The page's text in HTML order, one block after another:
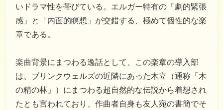
いドラマ性を帯びている。エルガー特有の「劇的緊張
感」と「内面的瞑想」が交錯する、極めて個性的な楽
章である。
楽曲背景にまつわる逸話として、この楽章の導入部
は、ブリンクウェルズの近隣にあった木立（通称「木
の精の林」）にまつわる超自然的な伝説から着想され
たとも言われており、作曲者自身も友人宛の書簡でそ